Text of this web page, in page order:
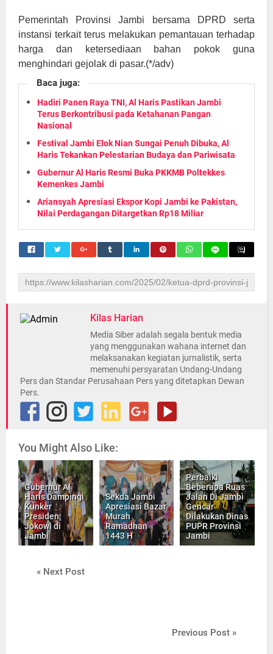
Pemerintah Provinsi Jambi bersama DPRD serta
instansi terkait terus melakukan pemantauan terhadap
harga dan ketersediaan bahan pokok guna
menghindari gejolak di pasar.(*/adv)
Baca juga:
Hadiri Panen Raya TNI, Al Haris Pastikan Jambi
Terus Berkontribusi pada Ketahanan Pangan
Nasional
Festival Jambi Elok Nian Sungai Penuh Dibuka, Al
Haris Tekankan Pelestarian Budaya dan Pariwisata
Gubernur Al Haris Resmi Buka PKKMB Poltekkes
Kemenkes Jambi
Ariansyah Apresiasi Ekspor Kopi Jambi ke Pakistan,
Nilai Perdagangan Ditargetkan Rp18 Miliar
Kilas Harian
Media Siber adalah segala bentuk media
yang menggunakan wahana internet dan
melaksanakan kegiatan jurnalistik, serta
memenuhi persyaratan Undang-Undang
Pers dan Standar Perusahaan Pers yang ditetapkan Dewan
Pers.
You Might Also Like:
Gubernur Al
Haris Dampingi
Kunker
Presiden
Jokowi di
Jambi
Sekda Jambi
Apresiasi Bazar
Murah
Ramadhan
1443 H
Perbaiki
Beberapa Ruas
Jalan Di Jambi
Gencar
Dilakukan Dinas
PUPR Provinsi
Jambi
« Next Post
Previous Post »